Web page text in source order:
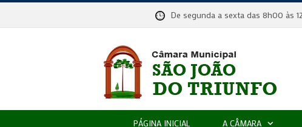
De segunda a sexta das 8h00
PÁGINA INICIAL A CÂMARA